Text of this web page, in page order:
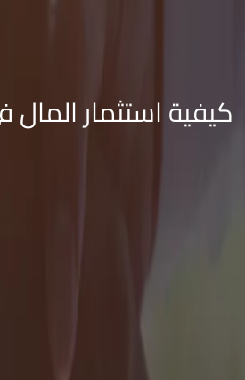
كيفية استثمار